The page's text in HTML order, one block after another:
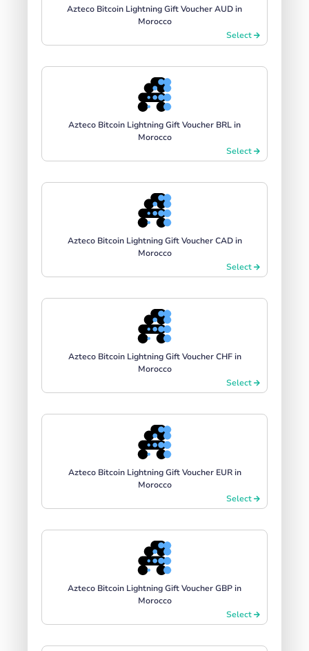
Azteco Bitcoin Lightning Gift Voucher AUD in
Morocco
Select
Azteco Bitcoin Lightning Gift Voucher BRL in
Morocco
Select
Azteco Bitcoin Lightning Gift Voucher CAD in
Morocco
Select
Azteco Bitcoin Lightning Gift Voucher CHF in
Morocco
Select
Azteco Bitcoin Lightning Gift Voucher EUR in
Morocco
Select
Azteco Bitcoin Lightning Gift Voucher GBP in
Morocco
Select